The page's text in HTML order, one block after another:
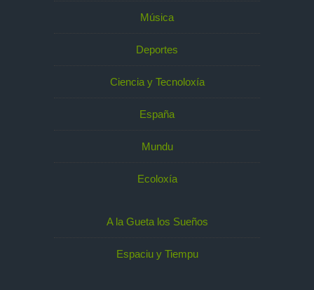
Música
Deportes
Ciencia y Tecnoloxía
España
Mundu
Ecoloxía
A la Gueta los Sueños
Espaciu y Tiempu